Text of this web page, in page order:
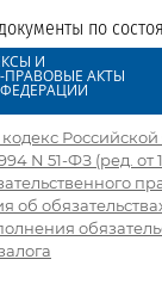
по
И
АКТЫ
N 51-ФЗ (ред. от